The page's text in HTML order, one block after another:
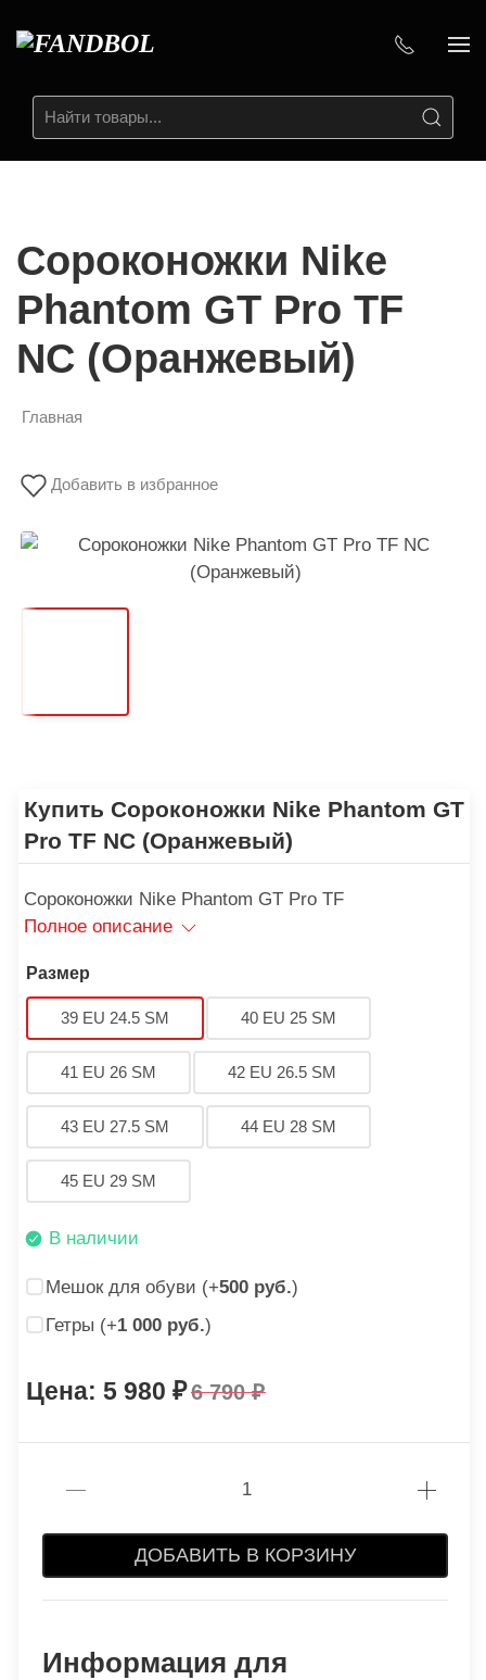
Сороконожки Nike
Phantom GT Pro TF
NC (Оранжевый)
Главная
Добавить в избранное
Купить Сороконожки Nike Phantom GT
Pro TF NC (Оранжевый)
Сороконожки Nike Phantom GT Pro TF
Полное описание
Размер
39 EU 24.5 SM 40 EU 25 SM
41 EU 26 SM 42 EU 26.5 SM
43 EU 27.5 SM 44 EU 28 SM
45 EU 29 SM
В наличии
Мешок для обуви (+500 руб.)
Гетры (+1 000 руб.)
5 980 6 790
ДОБАВИТЬ В КОРЗИНУ
Информация для